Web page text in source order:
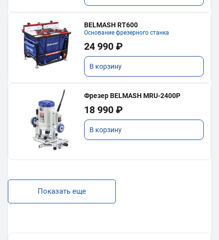
BELMASH RT600
Основание фрезерного станка
24 990 ₽
В корзину
Фрезер BELMASH MRU-2400P
18 990 ₽
В корзину
Показать еще